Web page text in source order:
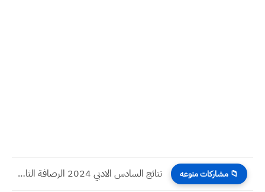
📁 مشاركات منوعه نتائج السادس الادبي 2024 الرصافة الثانية الدور الأول